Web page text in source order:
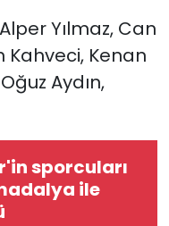
Yılmaz, Can
Kahveci, Kenan
Aydın,
sporcuları
ile